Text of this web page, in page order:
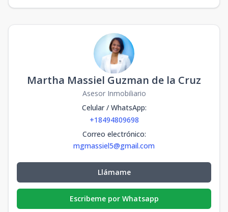
Martha Massiel Guzman de la Cruz
Asesor Inmobiliario
Celular / WhatsApp:
+18494809698
Correo electrónico:
mgmassiel5@gmail.com
Llámame
Escribeme por Whatsapp